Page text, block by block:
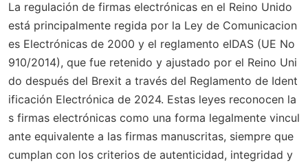
La regulación de firmas electrónicas en el Reino Unido
está principalmente regida por la Ley de Comunicacion
es Electrónicas de 2000 y el reglamento eIDAS (UE No
910/2014), que fue retenido y ajustado por el Reino Uni
do después del Brexit a través del Reglamento de Ident
ificación Electrónica de 2024. Estas leyes reconocen la
s firmas electrónicas como una forma legalmente vincul
ante equivalente a las firmas manuscritas, siempre que
cumplan con los criterios de autenticidad, integridad y